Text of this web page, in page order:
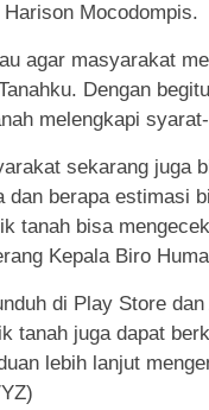
Mocodompis.
agar masyarakat
Dengan
melengkapi
sekarang juga
dan berapa estimasi
tanah bisa
Kepala Biro
di Play Store
tanah juga dapat
lebih lanjut